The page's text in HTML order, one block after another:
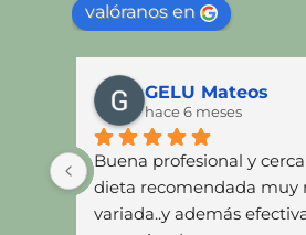
valóranos en
GELU Mateos
hace 6 meses
Buena profesional y
dieta recomendada muy
variada..y además